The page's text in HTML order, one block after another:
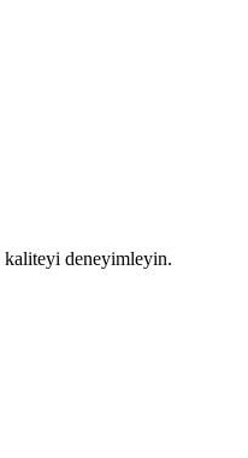
kaliteyi deneyimleyin.